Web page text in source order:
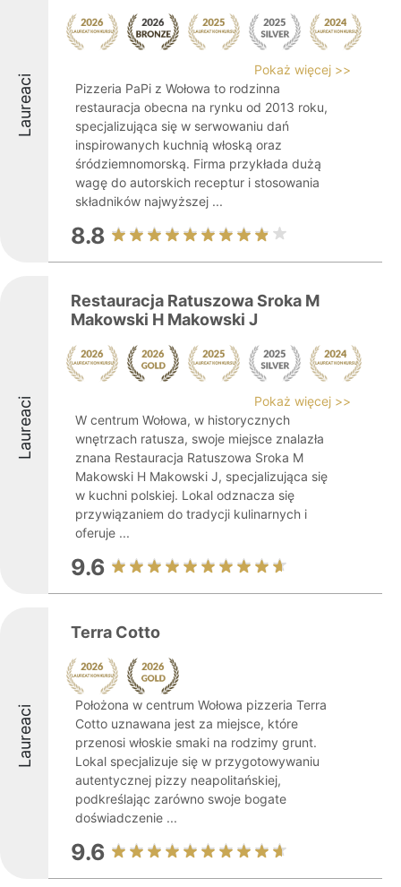
Laureaci
Pokaż więcej >>
Pizzeria PaPi z Wołowa to rodzinna
restauracja obecna na rynku od 2013 roku,
specjalizująca się w serwowaniu dań
inspirowanych kuchnią włoską oraz
śródziemnomorską. Firma przykłada dużą
wagę do autorskich receptur i stosowania
składników najwyższej ...
8.8
Laureaci
Restauracja Ratuszowa Sroka M
Makowski H Makowski J
Pokaż więcej >>
W centrum Wołowa, w historycznych
wnętrzach ratusza, swoje miejsce znalazła
znana Restauracja Ratuszowa Sroka M
Makowski H Makowski J, specjalizująca się
w kuchni polskiej. Lokal odznacza się
przywiązaniem do tradycji kulinarnych i
oferuje ...
9.6
Laureaci
Terra Cotto
Położona w centrum Wołowa pizzeria Terra
Cotto uznawana jest za miejsce, które
przenosi włoskie smaki na rodzimy grunt.
Lokal specjalizuje się w przygotowywaniu
autentycznej pizzy neapolitańskiej,
podkreślając zarówno swoje bogate
doświadczenie ...
9.6